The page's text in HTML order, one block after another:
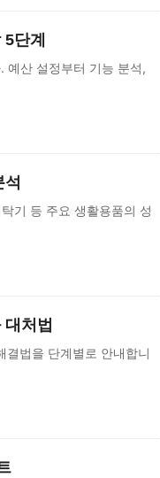
단계
예산 설정부터 기능 분석,
기 등 주요 생활용품의 성
처법
결법을 단계별로 안내합니